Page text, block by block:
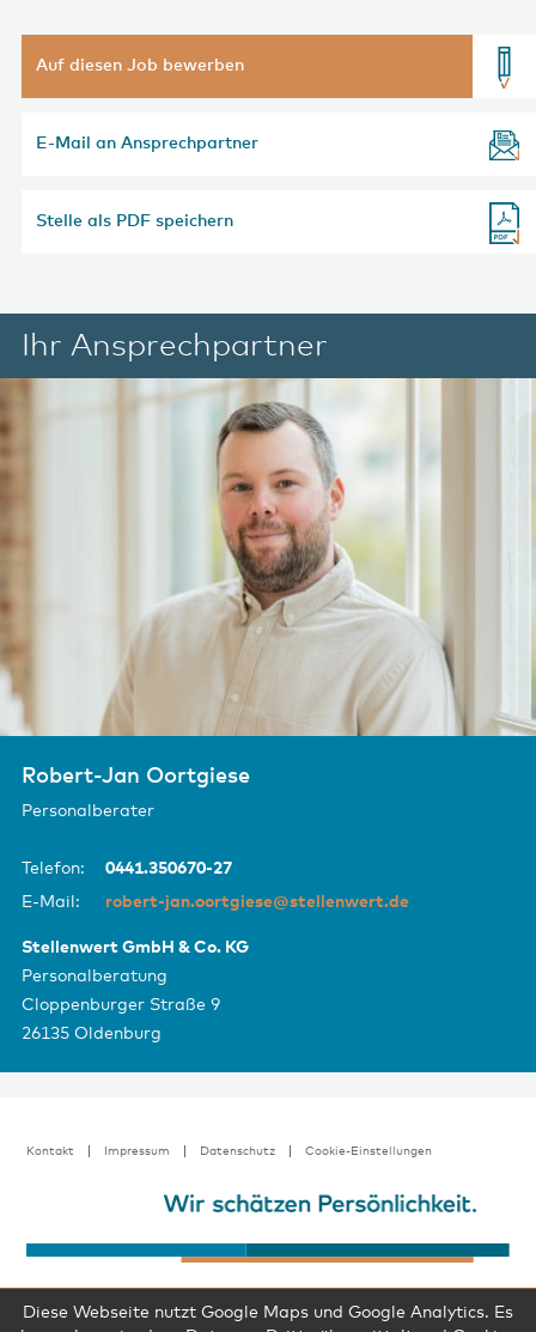
Diese Webseite nutzt Google Maps und Google Analytics. Es
Auf diesen Job bewerben
E-Mail an Ansprechpartner
Stelle als PDF speichern
Ihr Ansprechpartner
Robert-Jan Oortgiese
Personalberater
Telefon:
0441.350670-27
E-Mail:
robert-jan.oortgiese@stellenwert.de
Stellenwert GmbH & Co. KG
Personalberatung
Cloppenburger Straße 9
26135 Oldenburg
Kontakt Impressum Datenschutz Cookie-Einstellungen